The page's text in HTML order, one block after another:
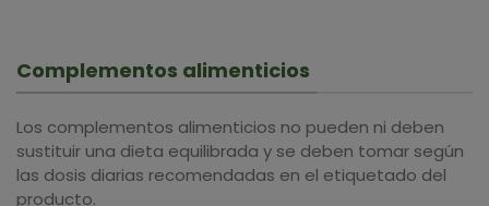
Complementos alimenticios
Los complementos alimenticios no pueden ni deben
sustituir una dieta equilibrada y se deben tomar según
las dosis diarias recomendadas en el etiquetado del
producto.